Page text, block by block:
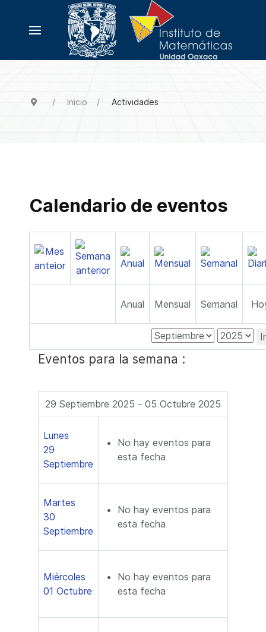
Inicio Actividades
Calendario de eventos
Anual Mensual Semanal
Eventos para la semana :
29 Septiembre 2025 - 05 Octubre 2025
Lunes
29
Septiembre
No hay eventos para
esta fecha
Martes
30
Septiembre
No hay eventos para
esta fecha
Miércoles
01 Octubre
No hay eventos para
esta fecha